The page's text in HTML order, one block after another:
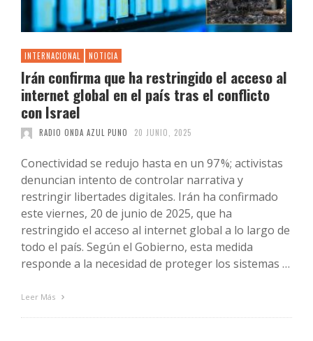
INTERNACIONAL NOTICIA
Irán confirma que ha restringido el acceso al
internet global en el país tras el conflicto
con Israel
RADIO ONDA AZUL PUNO 20 JUNIO, 2025
Conectividad se redujo hasta en un 97 %; activistas
denuncian intento de controlar narrativa y
restringir libertades digitales. Irán ha confirmado
este viernes, 20 de junio de 2025, que ha
restringido el acceso al internet global a lo largo de
todo el país. Según el Gobierno, esta medida
responde a la necesidad de proteger los sistemas …
Leer Más